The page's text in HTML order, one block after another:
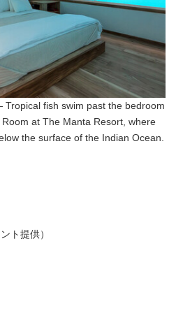
Tropical fish swim past the bedroom
at The Manta Resort, where
the surface of the Indian Ocean.
ト提供）